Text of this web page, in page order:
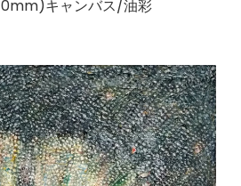
キャンバス/油彩